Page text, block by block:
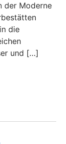
der Moderne
die
und […]